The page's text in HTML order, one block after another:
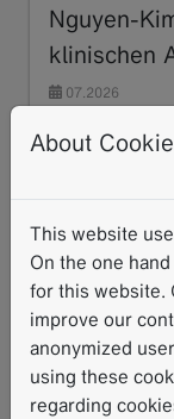
Nguyen-
klinischen
07.2026
Linh Nguyen-
Read more
About
This website
On the one
for this website.
improve our
anonymized
using these
regarding